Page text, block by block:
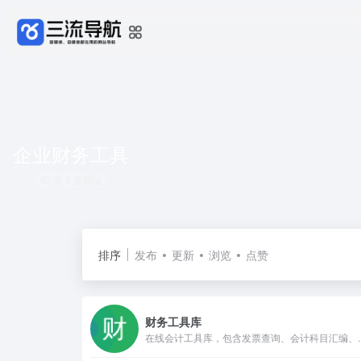
排序 发布 更新 浏览 点赞
财务工具库